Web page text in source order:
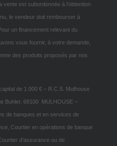
vente est subordonnée à l’obtention
le vendeur doit rembourser à
un financement relevant du
vous fournir, à votre demande,
des produits proposés par nos
de 1 000 € – R.C.S. Mulhouse
Buhler, 68100 MULHOUSE –
de banques et en services de
Courtier en opérations de banque
d’assurance ou de